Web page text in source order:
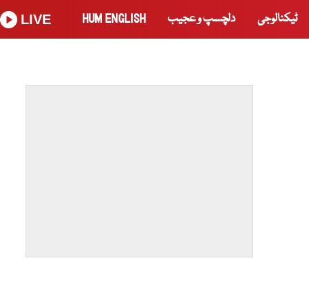
ٹیکنالوجی دلچسپ و عجیب HUM ENGLISH
LIVE